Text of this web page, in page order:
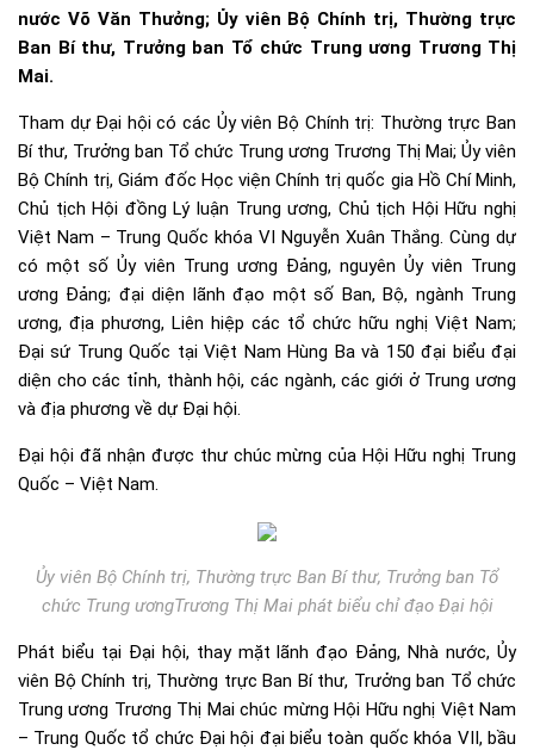
nước Võ Văn Thưởng; Ủy viên Bộ Chính trị, Thường trực
Ban Bí thư, Trưởng ban Tổ chức Trung ương Trương Thị
Mai.
Tham dự Đại hội có các Ủy viên Bộ Chính trị: Thường trực Ban
Bí thư, Trưởng ban Tổ chức Trung ương Trương Thị Mai; Ủy viên
Bộ Chính trị, Giám đốc Học viện Chính trị quốc gia Hồ Chí Minh,
Chủ tịch Hội đồng Lý luận Trung ương, Chủ tịch Hội Hữu nghị
Việt Nam – Trung Quốc khóa VI Nguyễn Xuân Thắng. Cùng dự
có một số Ủy viên Trung ương Đảng, nguyên Ủy viên Trung
ương Đảng; đại diện lãnh đạo một số Ban, Bộ, ngành Trung
ương, địa phương, Liên hiệp các tổ chức hữu nghị Việt Nam;
Đại sứ Trung Quốc tại Việt Nam Hùng Ba và 150 đại biểu đại
diện cho các tỉnh, thành hội, các ngành, các giới ở Trung ương
và địa phương về dự Đại hội.
Đại hội đã nhận được thư chúc mừng của Hội Hữu nghị Trung
Quốc – Việt Nam.
Ủy viên Bộ Chính trị, Thường trực Ban Bí thư, Trưởng ban Tổ
chức Trung ươngTrương Thị Mai phát biểu chỉ đạo Đại hội
Phát biểu tại Đại hội, thay mặt lãnh đạo Đảng, Nhà nước, Ủy
viên Bộ Chính trị, Thường trực Ban Bí thư, Trưởng ban Tổ chức
Trung ương Trương Thị Mai chúc mừng Hội Hữu nghị Việt Nam
– Trung Quốc tổ chức Đại hội đại biểu toàn quốc khóa VII, bầu